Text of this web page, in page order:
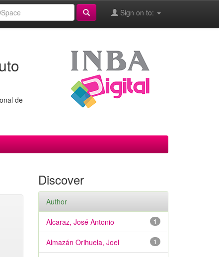
Sign on to:
de
Discover
Author
1
Alcaraz, José Antonio
1
Almazán Orihuela, Joel